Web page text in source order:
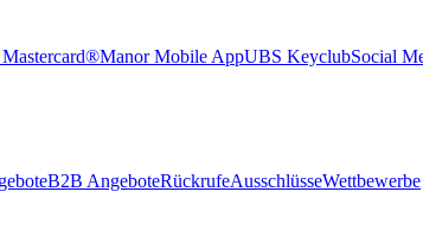
Manor Mobile AppUBS KeyclubSocial
B2B AngeboteRückrufeAusschlüsseWettbewerbe